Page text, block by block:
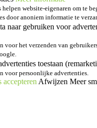
website-eigenaren om te
door anoniem informatie te
naar gebruiken voor
voor het verzenden van
toestaan
voor persoonlijke advertenties.
accepteren Afwijzen Meer